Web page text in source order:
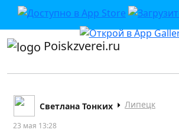
Poiskzverei.ru
Светлана Тонких Липецк
23 мая 13:28